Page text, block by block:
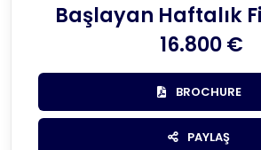
Başlayan Haftalık
16.800 €
BROCHURE
PAYLAŞ